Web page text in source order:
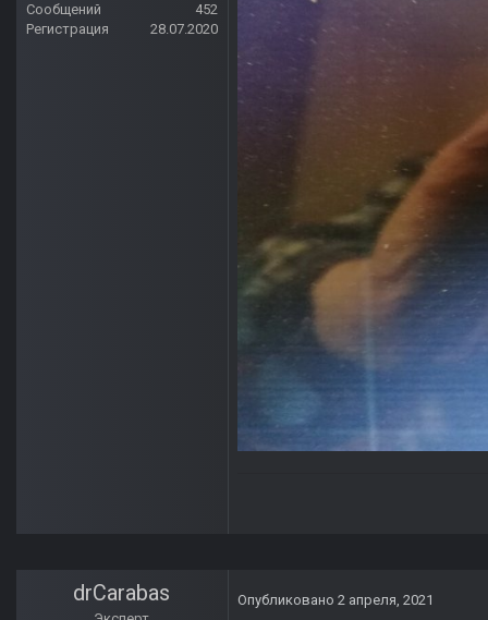
Сообщений
452
Регистрация
28.07.2020
drCarabas Опубликовано 2 апреля, 2021